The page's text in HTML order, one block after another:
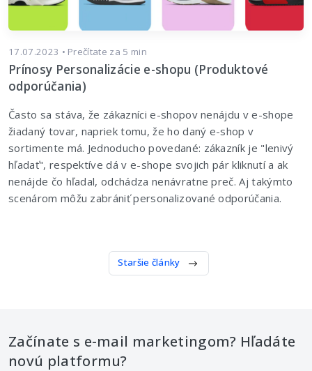
17.07.2023 • Prečítate za 5 min
Prínosy Personalizácie e-shopu (Produktové
odporúčania)
Často sa stáva, že zákazníci e-shopov nenájdu v e-shope
žiadaný tovar, napriek tomu, že ho daný e-shop v
sortimente má. Jednoducho povedané: zákazník je "lenivý
hľadať", respektíve dá v e-shope svojich pár kliknutí a ak
nenájde čo hľadal, odchádza nenávratne preč. Aj takýmto
scenárom môžu zabrániť personalizované odporúčania.
Staršie články
Začínate s e-mail marketingom? Hľadáte
novú platformu?